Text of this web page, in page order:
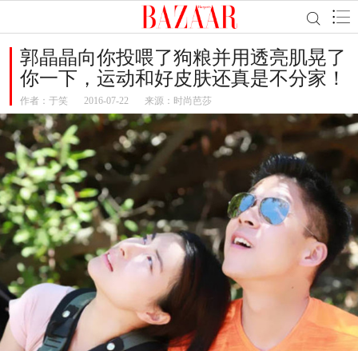
郭晶晶向你投喂了狗粮并用透亮肌晃了
你一下，运动和好皮肤还真是不分家！
作者： 于笑 2016-07-22 来源：时尚芭莎